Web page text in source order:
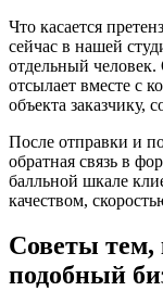
Что касается
сейчас в нашей
отдельный
отсылает вместе с
объекта заказчику,
После отправки и
обратная связь в
балльной шкале
качеством,
Советы тем,
подобный